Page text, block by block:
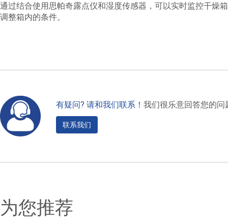
通过结合使用思帕奇露点仪和湿度传感器，可以实时监控干燥
调整箱内的条件。
有疑问? 请和我们联系！ 我们很乐意回答您的
联系我们
为您推荐